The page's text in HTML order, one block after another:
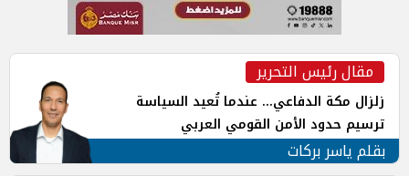
مقال رئيس التحرير
زلزال مكة الدفاعي... عندما تُعيد السياسة
ترسيم حدود الأمن القومي العربي
بقلم ياسر بركات